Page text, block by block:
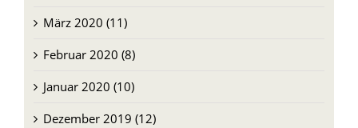
März 2020 (11)
Februar 2020 (8)
Januar 2020 (10)
Dezember 2019 (12)